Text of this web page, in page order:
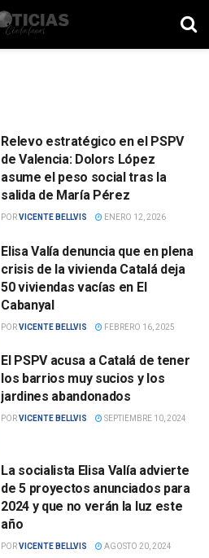
Relevo estratégico en el PSPV
de Valencia: Dolors López
asume el peso social tras la
salida de María Pérez
PORVICENTE BELLVIS ENERO 12, 2026
Elisa Valía denuncia que en plena
crisis de la vivienda Catalá deja
50 viviendas vacías en El
Cabanyal
PORVICENTE BELLVIS FEBRERO 16, 2025
El PSPV acusa a Catalá de tener
los barrios muy sucios y los
jardines abandonados
PORVICENTE BELLVIS SEPTIEMBRE 10, 2024
La socialista Elisa Valía advierte
de 5 proyectos anunciados para
2024 y que no verán la luz este
año
PORVICENTE BELLVIS AGOSTO 20, 2024